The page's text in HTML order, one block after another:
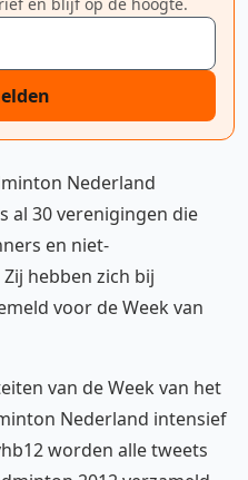
Nederland
al 30 verenigingen die
en niet-
hebben zich bij
voor de Week van
van de Week van het
Nederland intensief
worden alle tweets